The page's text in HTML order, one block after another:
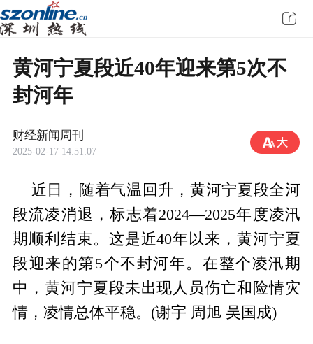
黄河宁夏段近40年迎来第5次不
封河年
财经新闻周刊
2025-02-17 14:51:07
近日，随着气温回升，黄河宁夏段全河
段流凌消退，标志着2024—2025年度凌汛
期顺利结束。这是近40年以来，黄河宁夏
段迎来的第5个不封河年。在整个凌汛期
中，黄河宁夏段未出现人员伤亡和险情灾
情，凌情总体平稳。(谢宇 周旭 吴国成)